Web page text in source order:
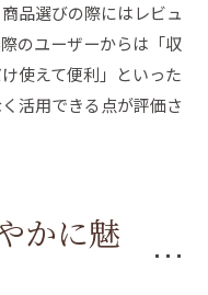
品選びの際にはレビュ
のユーザーからは「収
使えて便利」といった
活用できる点が評価さ
かに魅